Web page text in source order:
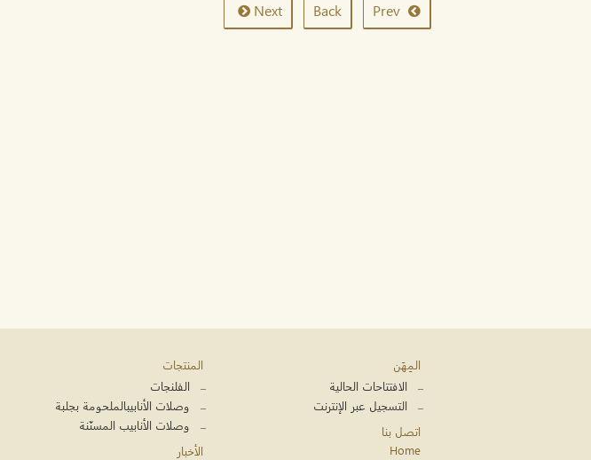
Back
Next
المنتجات
الفلنجات
وصلات الأنابيبالملحومة بجلبة
وصلات الأنابيب المسنّنة
الأخبار
المِهَن
الافتتاحات الحالية
التسجيل عبر الإنترنت
اتصل بنا
Home